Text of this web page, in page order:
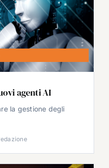
agenti AI
la gestione degli